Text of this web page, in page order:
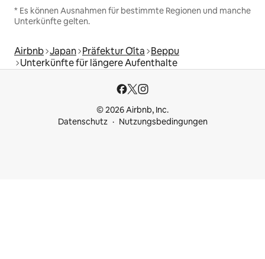
* Es können Ausnahmen für bestimmte Regionen und manche
Unterkünfte gelten.
Airbnb Japan Präfektur Ōita Beppu
Unterkünfte für längere Aufenthalte
© 2026 Airbnb, Inc.
Datenschutz
Nutzungsbedingungen